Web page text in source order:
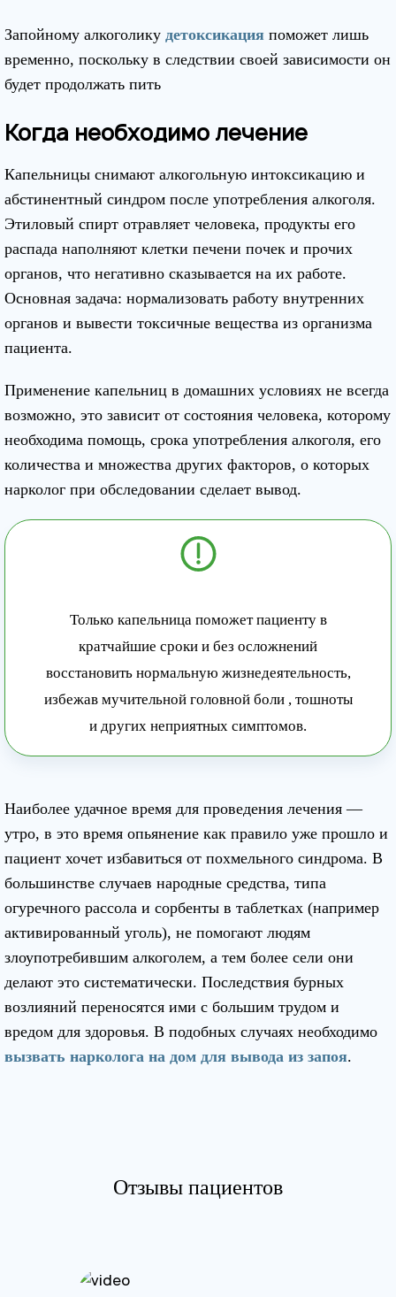
Запойному алкоголику детоксикация поможет лишь
временно, поскольку в следствии своей зависимости он
будет продолжать пить
Когда необходимо лечение
Капельницы снимают алкогольную интоксикацию и
абстинентный синдром после употребления алкоголя.
Этиловый спирт отравляет человека, продукты его
распада наполняют клетки печени почек и прочих
органов, что негативно сказывается на их работе.
Основная задача: нормализовать работу внутренних
органов и вывести токсичные вещества из организма
пациента.
Применение капельниц в домашних условиях не всегда
возможно, это зависит от состояния человека, которому
необходима помощь, срока употребления алкоголя, его
количества и множества других факторов, о которых
нарколог при обследовании сделает вывод.
Только капельница поможет пациенту в
кратчайшие сроки и без осложнений
восстановить нормальную жизнедеятельность,
избежав мучительной головной боли , тошноты
и других неприятных симптомов.
Наиболее удачное время для проведения лечения —
утро, в это время опьянение как правило уже прошло и
пациент хочет избавиться от похмельного синдрома. В
большинстве случаев народные средства, типа
огуречного рассола и сорбенты в таблетках (например
активированный уголь), не помогают людям
злоупотребившим алкоголем, а тем более сели они
делают это систематически. Последствия бурных
возлияний переносятся ими с большим трудом и
вредом для здоровья. В подобных случаях необходимо
вызвать нарколога на дом для вывода из запоя.
Отзывы пациентов